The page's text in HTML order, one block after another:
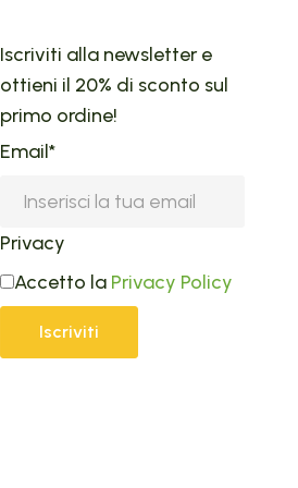
Iscriviti alla newsletter e
ottieni il 20% di sconto sul
primo ordine!
Email*
Privacy
Accetto la Privacy Policy
Iscriviti